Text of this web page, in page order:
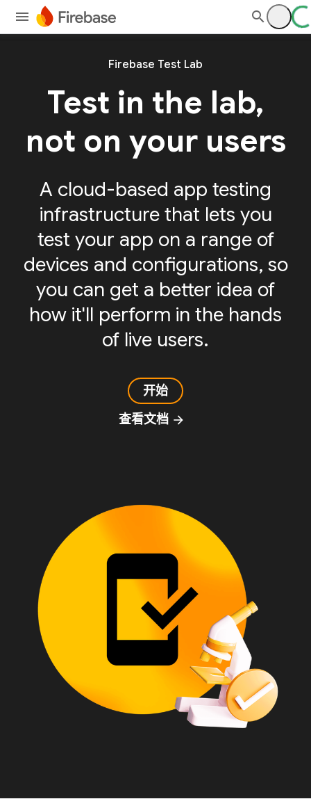
Firebase Test Lab
Test in the lab,
not on your users
A cloud-based app testing
infrastructure that lets you
test your app on a range of
devices and configurations, so
you can get a better idea of
how it'll perform in the hands
of live users.
开始
查看文档 arrow_forward